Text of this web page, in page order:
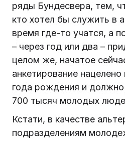
ряды Бундесвера, тем,
кто хотел бы служить в
время где-то учатся, а
– через год или два –
целом же, начатое
анкетирование
года рождения и
700 тысяч молодых
Кстати, в качестве
подразделениям